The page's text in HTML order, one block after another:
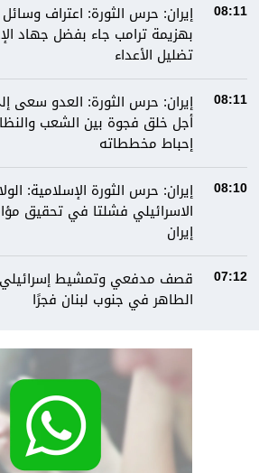
08:11
إيران: حرس الثورة: اعتراف وسائل
بهزيمة ترامب جاء بفضل جهاد
تضليل الأعداء
08:11
إيران: حرس الثورة: العدو سعى
أجل خلق فجوة بين الشعب
إحباط مخططاته
08:10
إيران: حرس الثورة الإسلامية:
الاسرائيلي فشلتا في تحقيق
إيران
07:12
قصف مدفعي وتمشيط
الطاهر في جنوب لبنان فجرًا